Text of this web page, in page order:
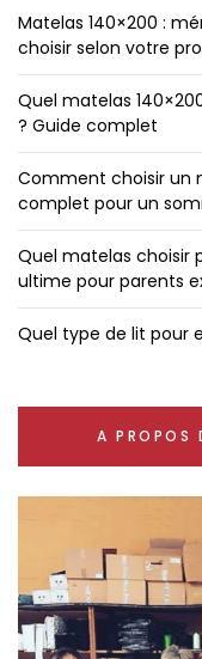
Matelas 140×200 :
choisir selon votre
Quel matelas
? Guide complet
Comment choisir un
complet pour un
Quel matelas choisir
ultime pour parents
Quel type de lit pour
A PROPOS